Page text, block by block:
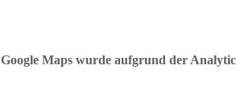
Google Maps wurde aufgrund der